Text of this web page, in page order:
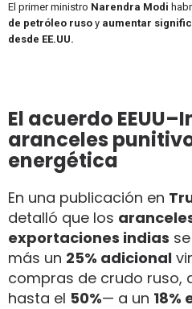
El primer ministro Narendra Modi
de petróleo ruso y aumentar
desde EE.UU.
El acuerdo
aranceles
energética
En una publicación en
detalló que los
exportaciones indias
más un 25% adicional
compras de crudo ruso,
hasta el 50%— a un